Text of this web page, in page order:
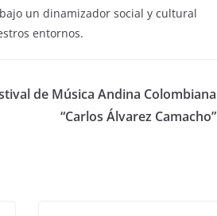
un dinamizador social y cultural
entornos.
de Música Andina Colombiana
“Carlos Álvarez Camacho”